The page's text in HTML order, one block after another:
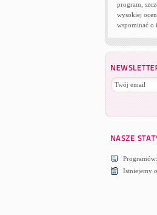
program,
wysokiej
wspominać o
Programów:
Istniejemy